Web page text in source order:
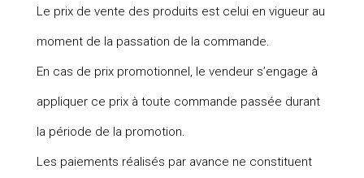
Le prix de vente des produits est celui en vigueur au
moment de la passation de la commande.
En cas de prix promotionnel, le vendeur s’engage à
appliquer ce prix à toute commande passée durant
la période de la promotion.
Les paiements réalisés par avance ne constituent